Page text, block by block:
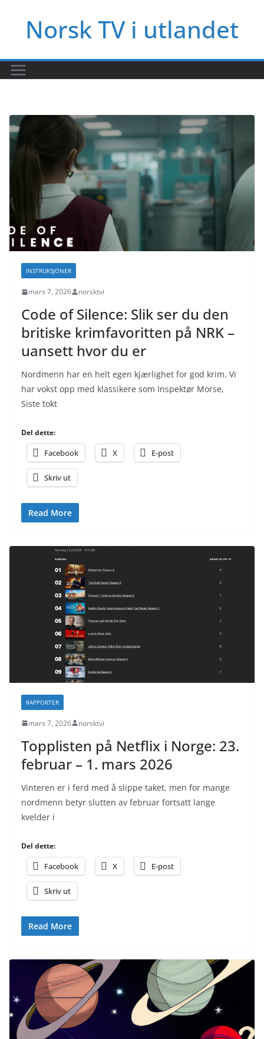
innholdetNorsk TV i utlandet
INSTRUKSJONER
mars 7, 2026 norsktvi
Code of Silence: Slik ser du den
britiske krimfavoritten på NRK –
uansett hvor du er
Nordmenn har en helt egen kjærlighet for god krim. Vi
har vokst opp med klassikere som Inspektør Morse,
Siste tokt
Del dette:
Facebook X E-post
Skriv ut
Read More
RAPPORTER
mars 7, 2026 norsktvi
Topplisten på Netflix i Norge: 23.
februar – 1. mars 2026
Vinteren er i ferd med å slippe taket, men for mange
nordmenn betyr slutten av februar fortsatt lange
kvelder i
Del dette:
Facebook X E-post
Skriv ut
Read More